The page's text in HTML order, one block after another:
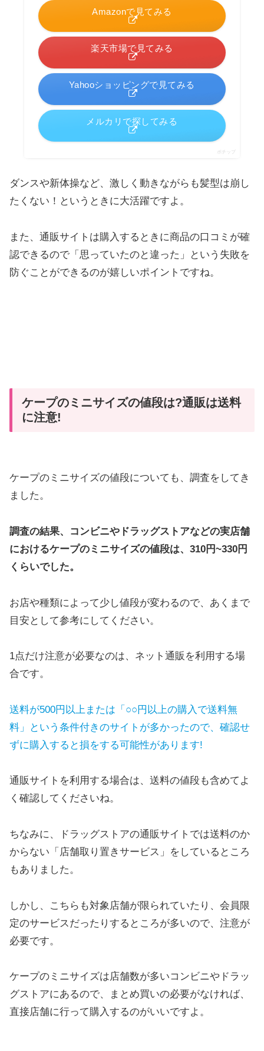
Amazonで見てみる
楽天市場で見てみる
Yahooショッピングで見てみる
メルカリで探してみる
ポチップ
ダンスや新体操など、激しく動きながらも髪型は崩し
たくない！というときに大活躍ですよ。
また、通販サイトは購入するときに商品の口コミが確
認できるので「思っていたのと違った」という失敗を
防ぐことができるのが嬉しいポイントですね。
ケープのミニサイズの値段は?通販は送料
に注意!
ケープのミニサイズの値段についても、調査をしてき
ました。
調査の結果、コンビニやドラッグストアなどの実店舗
におけるケープのミニサイズの値段は、310円~330円
くらいでした。
お店や種類によって少し値段が変わるので、あくまで
目安として参考にしてください。
1点だけ注意が必要なのは、ネット通販を利用する場
合です。
送料が500円以上または「○○円以上の購入で送料無
料」という条件付きのサイトが多かったので、確認せ
ずに購入すると損をする可能性があります!
通販サイトを利用する場合は、送料の値段も含めてよ
く確認してくださいね。
ちなみに、ドラッグストアの通販サイトでは送料のか
からない「店舗取り置きサービス」をしているところ
もありました。
しかし、こちらも対象店舗が限られていたり、会員限
定のサービスだったりするところが多いので、注意が
必要です。
ケープのミニサイズは店舗数が多いコンビニやドラッ
グストアにあるので、まとめ買いの必要がなければ、
直接店舗に行って購入するのがいいですよ。